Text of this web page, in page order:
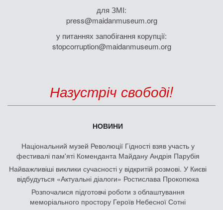
для ЗМІ:
press@maidanmuseum.org
у питаннях запобігання корупції:
stopcorruption@maidanmuseum.org
Назустріч свободі!
НОВИНИ
Національний музей Революції Гідності взяв участь у
фестивалі пам'яті Коменданта Майдану Андрія Парубія
Найважливіші виклики сучасності у відкритій розмові. У Києві
відбудуться «Актуальні діалоги» Ростислава Прокопюка
Розпочалися підготовчі роботи з облаштування
меморіального простору Героїв Небесної Сотні